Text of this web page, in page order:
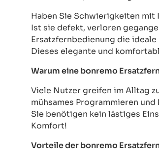
Haben Sie Schwierigkeiten mit
Ist sie defekt, verloren
Ersatzfernbedienung die ideale
Dieses elegante und
Warum eine bonremo
Viele Nutzer greifen im Alltag
mühsames Programmieren
Sie benötigen kein lästiges
Komfort!
Vorteile der bonremo